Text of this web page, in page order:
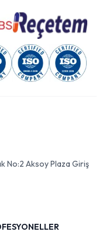
No:2 Aksoy Plaza Giriş